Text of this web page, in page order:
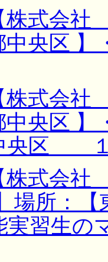
株式会
中央区 】
株式会
中央区
中央区
株式会
場所：
実習生の